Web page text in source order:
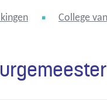
College